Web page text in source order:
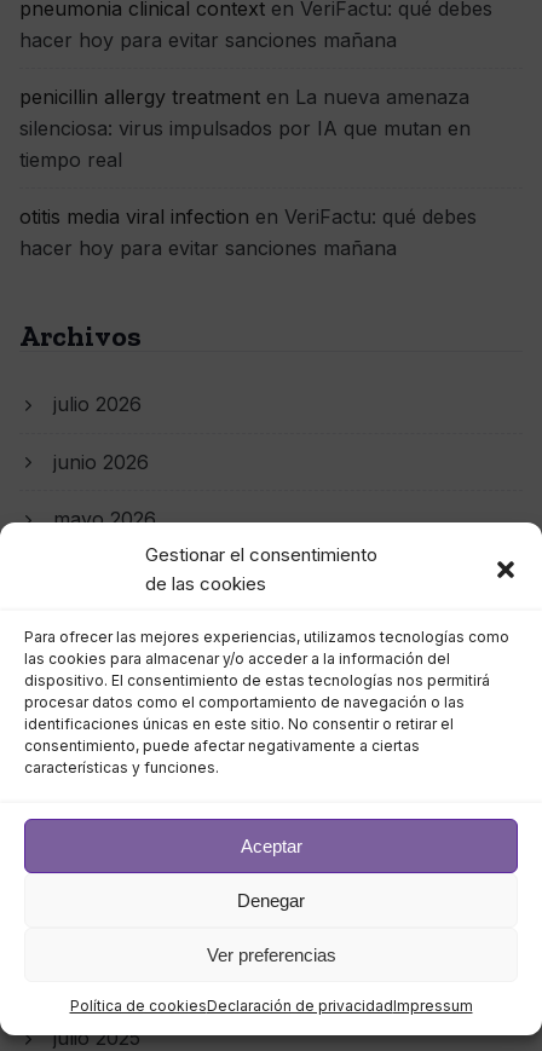
Gestionar el consentimiento
de las cookies
Para ofrecer las mejores experiencias, utilizamos tecnologías como
las cookies para almacenar y/o acceder a la información del
dispositivo. El consentimiento de estas tecnologías nos permitirá
procesar datos como el comportamiento de navegación o las
identificaciones únicas en este sitio. No consentir o retirar el
consentimiento, puede afectar negativamente a ciertas
características y funciones.
Aceptar
Denegar
Ver preferencias
Política de cookiesDeclaración de privacidadImpressum
pneumonia clinical context en VeriFactu: qué debes
hacer hoy para evitar sanciones mañana
penicillin allergy treatment en La nueva amenaza
silenciosa: virus impulsados por IA que mutan en
tiempo real
otitis media viral infection en VeriFactu: qué debes
hacer hoy para evitar sanciones mañana
Archivos
julio 2026
junio 2026
mayo 2026
marzo 2026
febrero 2026
enero 2026
julio 2025